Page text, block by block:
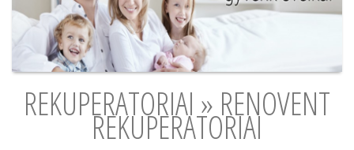
REKUPERATORIAI » RENOVENT
REKUPERATORIAI